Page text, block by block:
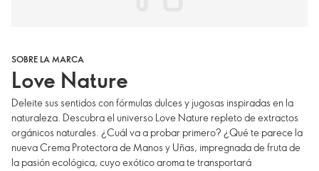
SOBRE LA MARCA
Love Nature
Deleite sus sentidos con fórmulas dulces y jugosas inspiradas en la
naturaleza. Descubra el universo Love Nature repleto de extractos
orgánicos naturales. ¿Cuál va a probar primero? ¿Qué te parece la
nueva Crema Protectora de Manos y Uñas, impregnada de fruta de
la pasión ecológica, cuyo exótico aroma te transportará